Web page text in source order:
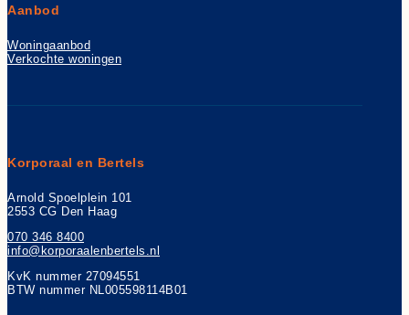
Aanbod
Woningaanbod
Verkochte woningen
Korporaal en Bertels
Arnold Spoelplein 101
2553 CG Den Haag
070 346 8400
info@korporaalenbertels.nl
KvK nummer 27094551
BTW nummer NL005598114B01